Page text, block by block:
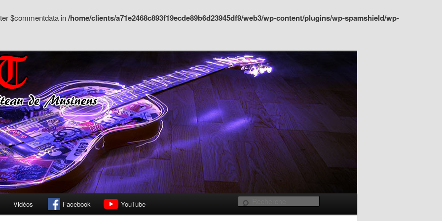
$commentdata in/home/clients/a71e2468c893f19ecde89b6d23945df9/web3/wp-content/plugins/wp-spamshield/wp-
de guitare
à Belleagrde (01200)
Vidéos Facebook YouTube